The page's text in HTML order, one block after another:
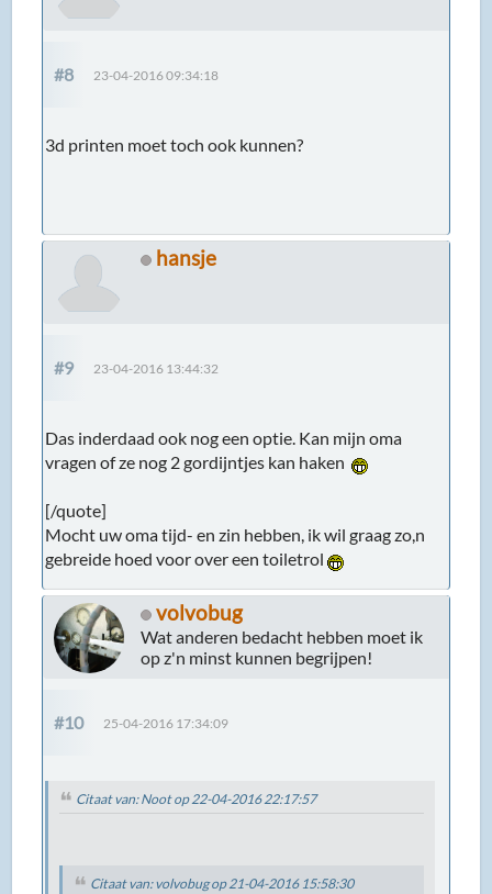
#8 23-04-2016 09:34:18
3d printen moet toch ook kunnen?
hansje
#9 23-04-2016 13:44:32
Das inderdaad ook nog een optie. Kan mijn oma
vragen of ze nog 2 gordijntjes kan haken
[/quote]
Mocht uw oma tijd- en zin hebben, ik wil graag zo,n
gebreide hoed voor over een toiletrol
volvobug
Wat anderen bedacht hebben moet ik
op z'n minst kunnen begrijpen!
#10 25-04-2016 17:34:09
Citaat van: Noot op 22-04-2016 22:17:57
Citaat van: volvobug op 21-04-2016 15:58:30